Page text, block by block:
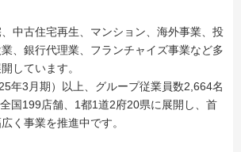
中古住宅再生、マンション、海外事業、投
、銀行代理業、フランチャイズ事業など多
しています。
年3月期）以上、グループ従業員数2,664名
全国199店舗、1都1道2府20県に展開し、首
く事業を推進中です。